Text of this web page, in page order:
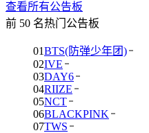
查看所有公告板
前 50 名热门公告板
01BTS(防弹少年团)
02IVE
03DAY6
04RIIZE
05NCT
06BLACKPINK
07TWS